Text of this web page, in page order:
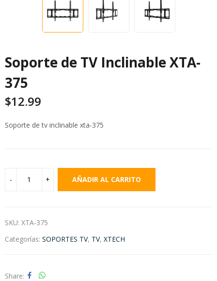
Soporte de TV Inclinable XTA-
375
$12.99
Soporte de tv inclinable xta-375
AÑADIR AL CARRITO
SKU: XTA-375
Categorías: SOPORTES TV, TV, XTECH
Share